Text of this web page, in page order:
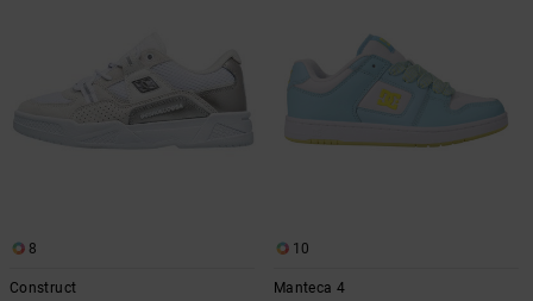
8
Construct
10
Manteca 4